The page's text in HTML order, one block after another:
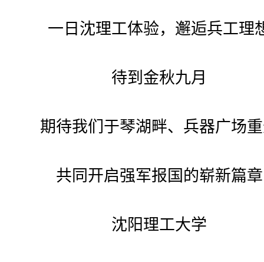
一日沈理工体验，邂逅兵工理
待到金秋九月
期待我们于琴湖畔、兵器广场
共同开启强军报国的崭新篇章
沈阳理工大学